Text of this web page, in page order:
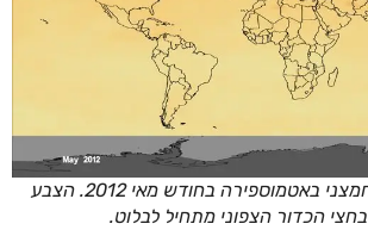
ריכוז הפחמן הדו חמצני באטמוספירה בחודש מאי 2012. הצבע
הכדור הצפוני מתחיל לבלוט.